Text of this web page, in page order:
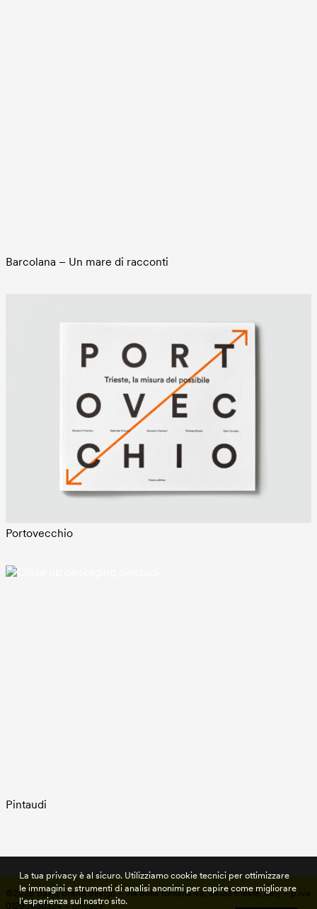
Barcolana – Un mare di racconti
Portovecchio
Pintaudi
©2026 basiq brand design – via della fontana 4a, 34133 trieste, italy – p.iva
01290630324 –privacy
La tua privacy è al sicuro. Utilizziamo cookie tecnici per ottimizzare
le immagini e strumenti di analisi anonimi per capire come migliorare
l'esperienza sul nostro sito.